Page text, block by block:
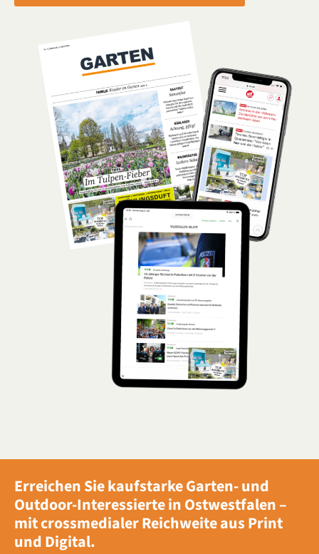
Erreichen SiekaufstarkeGarten- und
Outdoor-Interessiertein Ostwestfalen –
mit crossmedialer Reichweite aus Print
und Digital.